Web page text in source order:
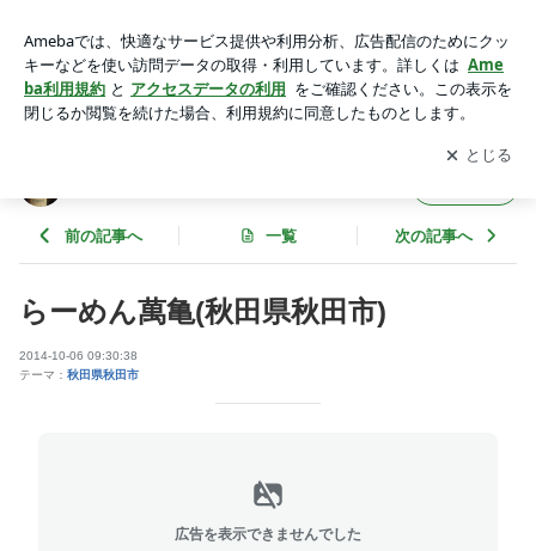
げマッスル！アプリをダウンロードして ブログの更新通知
を受け取りまし
ょう。
開く
前の記事へ 一覧 次の記事へ
らーめん萬亀(秋田県秋田市)
2014-10-06 09:30:38
テーマ： 秋田県秋田市
広告を表示できませんでした